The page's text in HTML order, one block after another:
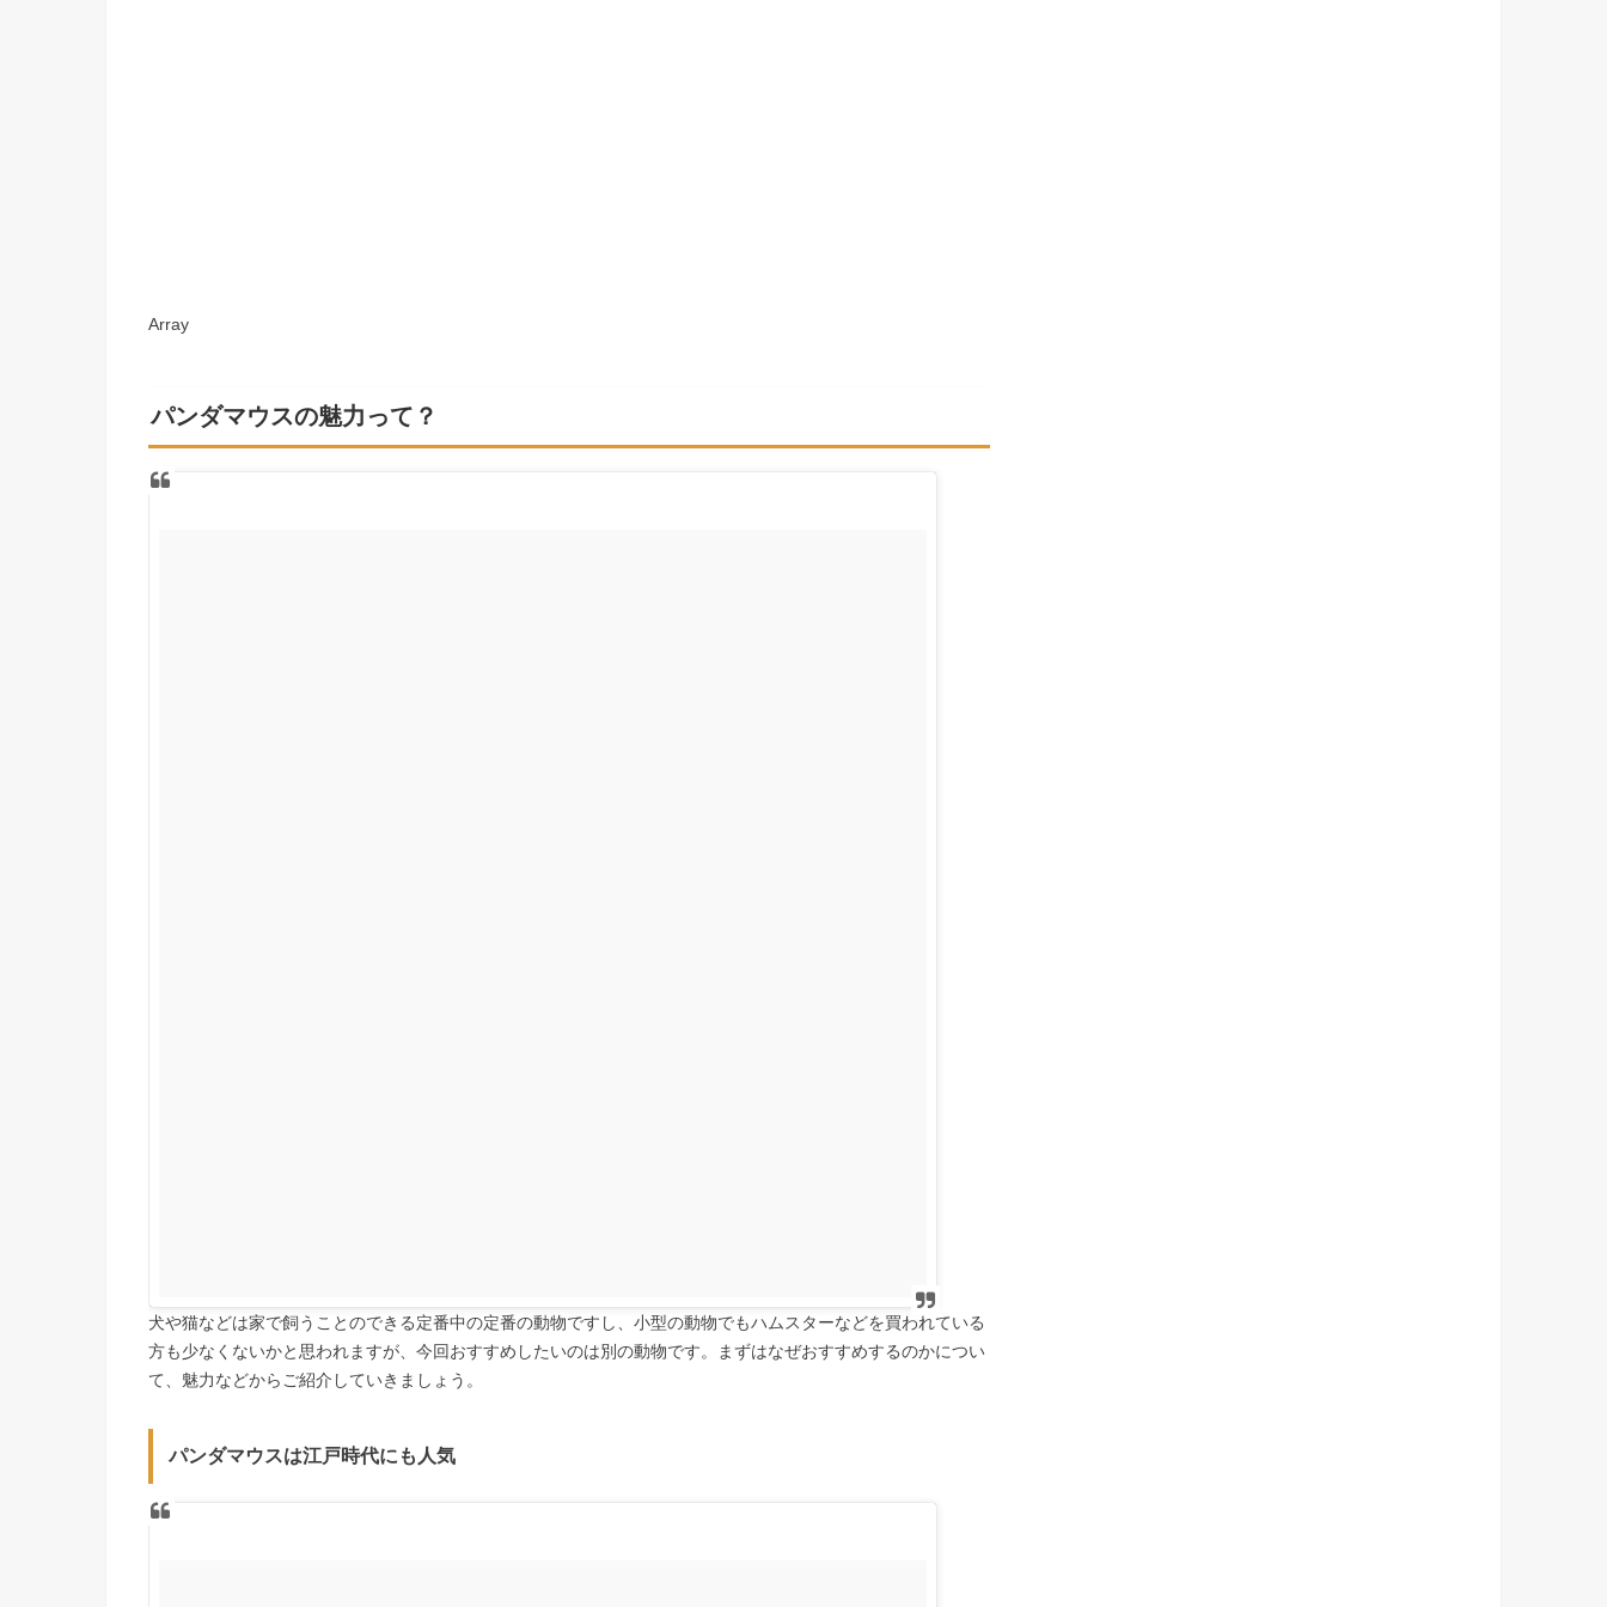
Array
パンダマウスの魅力って？
犬や猫などは家で飼うことのできる定番中の定番の動物ですし、小型の動物でもハムスターなどを買われている
方も少なくないかと思われますが、今回おすすめしたいのは別の動物です。まずはなぜおすすめするのかについ
て、魅力などからご紹介していきましょう。
パンダマウスは江戸時代にも人気